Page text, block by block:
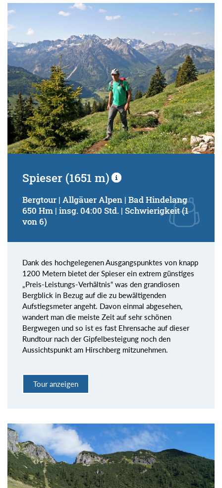
Spieser (1651 m)
Bergtour | Allgäuer Alpen | Bad Hindelang
650 Hm | insg. 04:00 Std. | Schwierigkeit (1
von 6)
Dank des hochgelegenen Ausgangspunktes von knapp
1200 Metern bietet der Spieser ein extrem günstiges
„Preis-Leistungs-Verhältnis“ was den grandiosen
Bergblick in Bezug auf die zu bewältigenden
Aufstiegsmeter angeht. Davon einmal abgesehen,
wandert man die meiste Zeit auf sehr schönen
Bergwegen und so ist es fast Ehrensache auf dieser
Rundtour nach der Gipfelbesteigung noch den
Aussichtspunkt am Hirschberg mitzunehmen.
Tour anzeigen